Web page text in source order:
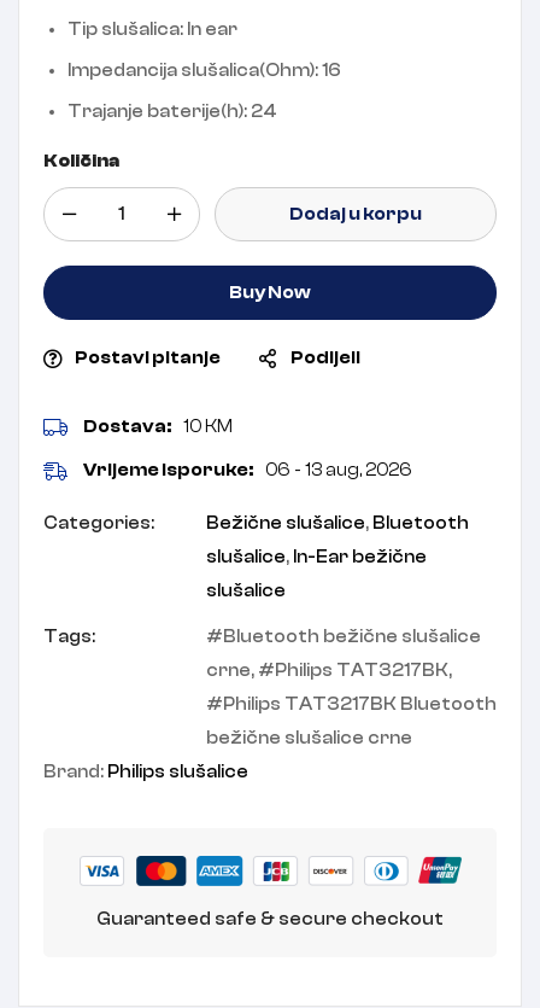
Tip slušalica: In ear
Impedancija slušalica(Ohm):16
Trajanje baterije(h): 24
Količina
Dodaj u korpu
Buy Now
Postavi pitanje Podijeli
Dostava: 10 KM
Vrijeme isporuke: 06 - 13 aug, 2026
Categories: Bežične slušalice, Bluetooth
slušalice, In-Ear bežične
slušalice
Tags:
Bluetooth bežične slušalice
crne, Philips TAT3217BK,
Philips TAT3217BK Bluetooth
bežične slušalice crne
Brand: Philips slušalice
Guaranteed safe & secure checkout